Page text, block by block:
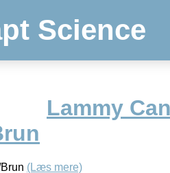
Science
Lammy
(Læs mere)